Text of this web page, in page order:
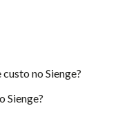
no Sienge?
Sienge?